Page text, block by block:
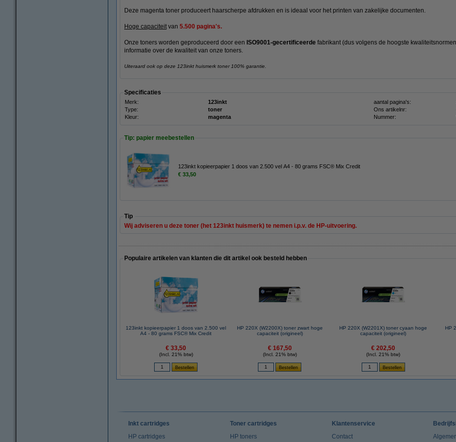
Deze magenta toner produceert haarscherpe afdrukken en is ideaal voor het printen van zakelijke documenten.
Hoge capaciteit van 5.500 pagina's.
Onze toners worden geproduceerd door een ISO9001-gecertificeerde fabrikant (dus volgens de hoogste
informatie over de kwaliteit van onze toners.
Uiteraard ook op deze 123inkt huismerk toner 100% garantie.
Specificaties
Merk: 123inkt aantal pagina's:
Type:
toner Ons artikelnr:
Kleur:
magenta Nummer:
Tip: papier meebestellen
123inkt kopieerpapier 1 doos van 2.500 vel A4 - 80 grams FSC® Mix Credit
€ 33,50
Tip
Wij adviseren u deze toner (het 123inkt huismerk) te nemen i.p.v. de HP-uitvoering.
Populaire artikelen van klanten die dit artikel ook besteld hebben
123inkt kopieerpapier 1 doos van 2.500 vel
A4 - 80 grams FSC® Mix Credit
€ 33,50
(Incl. 21% btw)
HP 220X (W2200X) toner zwart hoge
capaciteit (origineel)
€ 167,50
(Incl. 21% btw)
HP 220X (W2201X) toner cyaan hoge
capaciteit (origineel)
€ 202,50
(Incl. 21% btw)
HP
Inkt cartridges
HP cartridges
Toner cartridges
HP toners
Klantenservice
Contact